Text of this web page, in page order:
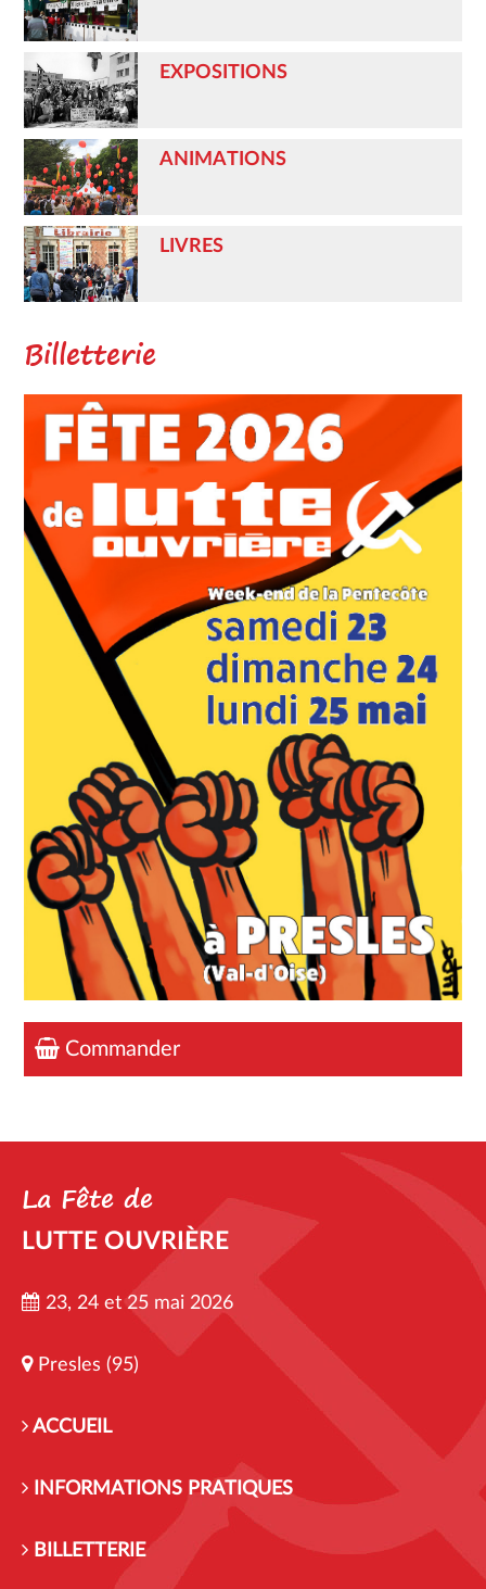
EXPOSITIONS
ANIMATIONS
LIVRES
Billetterie
Commander
La Fête de
LUTTE OUVRIÈRE
23, 24 et 25 mai 2026
Presles (95)
ACCUEIL
INFORMATIONS PRATIQUES
BILLETTERIE